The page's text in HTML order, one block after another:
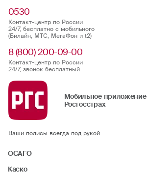
0530
Контакт-центр по России
24/7, бесплатно с мобильного
(Билайн, МТС, МегаФон и t2)
8 (800) 200-09-00
Контакт-центр по России
24/7, звонок бесплатный
Мобильное приложение
Росгосстрах
Ваши полисы всегда под рукой
ОСАГО
Каско